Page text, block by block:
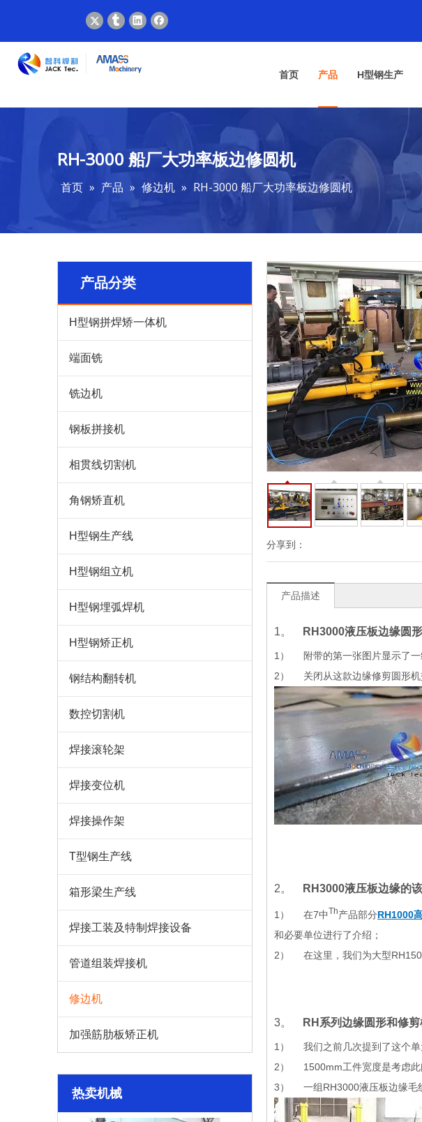
首页 产品 H型钢生产
RH-3000 船厂大功率板边修圆机
首页 » 产品 » 修边机 » RH-3000 船厂大功率板边修圆机
产品分类
H型钢拼焊矫一体机
端面铣
铣边机
钢板拼接机
相贯线切割机
角钢矫直机
H型钢生产线
H型钢组立机
H型钢埋弧焊机
H型钢矫正机
钢结构翻转机
数控切割机
焊接滚轮架
焊接变位机
焊接操作架
T型钢生产线
箱形梁生产线
焊接工装及特制焊接设备
管道组装焊接机
修边机
加强筋肋板矫正机
热卖机械
分享到：
产品描述
1。 RH3000液压板边缘圆
1） 附带的第一张图片显示了一
2） 关闭从这款边缘修剪圆形机
2。 RH3000液压板边缘的
1） 在7中Th产品部分RH1000
和必要单位进行了介绍；
2） 在这里，我们为大型
3。 RH系列边缘圆形和修
1） 我们之前几次提到了这个单
2） 1500mm工件宽度是考虑此
3） 一组RH3000液压板边缘毛